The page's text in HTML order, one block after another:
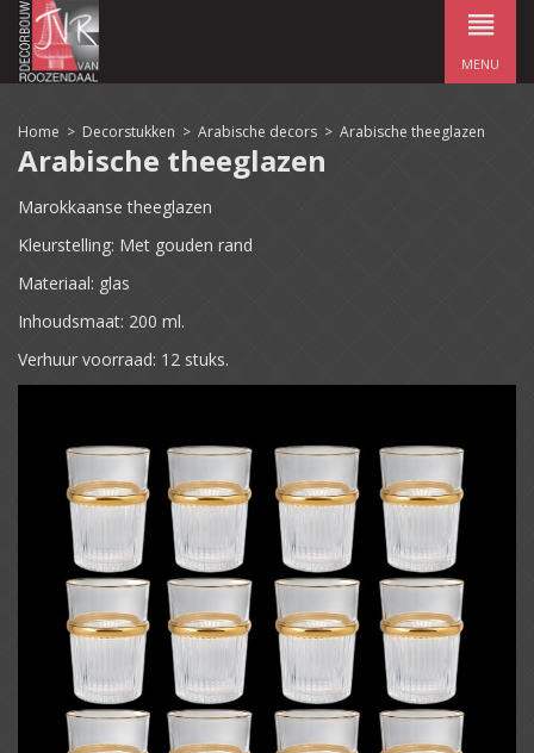
MENU
Home > Decorstukken > Arabische decors > Arabische theeglazen
Arabische theeglazen
Marokkaanse theeglazen
Kleurstelling: Met gouden rand
Materiaal: glas
Inhoudsmaat: 200 ml.
Verhuur voorraad: 12 stuks.